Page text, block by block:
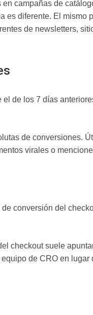
campañas de
es diferente. El mismo
de newsletters,
de los 7 días
de conversiones.
virales o
conversión del
checkout suele
de CRO en